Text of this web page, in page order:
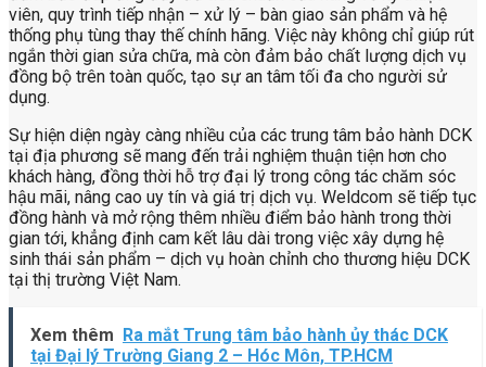
viên, quy trình tiếp nhận – xử lý – bàn giao sản phẩm và hệ
thống phụ tùng thay thế chính hãng. Việc này không chỉ giúp rút
ngắn thời gian sửa chữa, mà còn đảm bảo chất lượng dịch vụ
đồng bộ trên toàn quốc, tạo sự an tâm tối đa cho người sử
dụng.
Sự hiện diện ngày càng nhiều của các trung tâm bảo hành DCK
tại địa phương sẽ mang đến trải nghiệm thuận tiện hơn cho
khách hàng, đồng thời hỗ trợ đại lý trong công tác chăm sóc
hậu mãi, nâng cao uy tín và giá trị dịch vụ. Weldcom sẽ tiếp tục
đồng hành và mở rộng thêm nhiều điểm bảo hành trong thời
gian tới, khẳng định cam kết lâu dài trong việc xây dựng hệ
sinh thái sản phẩm – dịch vụ hoàn chỉnh cho thương hiệu DCK
tại thị trường Việt Nam.
Xem thêm Ra mắt Trung tâm bảo hành ủy thác DCK
tại Đại lý Trường Giang 2 – Hóc Môn, TP.HCM